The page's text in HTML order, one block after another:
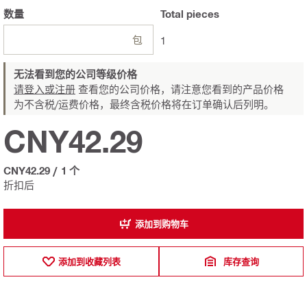
数量
包
Total pieces
1
无法看到您的公司等级价格
请登入或注册 查看您的公司价格，请注意您看到的产品价格
为不含税/运费价格，最终含税价格将在订单确认后列明。
折扣后
CNY42.29
CNY42.29 / 1 个
添加到购物车
添加到收藏列表 库存查询